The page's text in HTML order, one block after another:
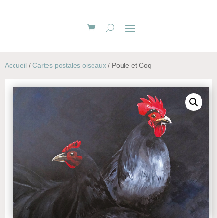
Accueil / Cartes postales oiseaux/ Poule et Coq